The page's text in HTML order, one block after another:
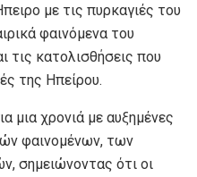
με τις πυρκαγιές του
φαινόμενα του
τις κατολισθήσεις που
της Ηπείρου.
μια χρονιά με αυξημένες
φαινομένων, των
σημειώνοντας ότι οι